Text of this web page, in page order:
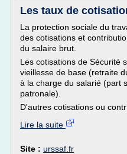
Les taux de
La protection sociale du
des cotisations et
du salaire brut.
Les cotisations de Sécurité
vieillesse de base (retraite
à la charge du salarié (part
patronale).
D'autres cotisations ou
Lire la suite
Site : urssaf.fr